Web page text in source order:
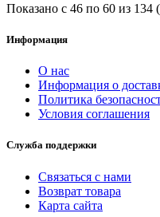
Показано с 46 по 60 из 134
Информация
О нас
Информация о
Политика
Условия соглашения
Служба поддержки
Связаться с нами
Возврат товара
Карта сайта